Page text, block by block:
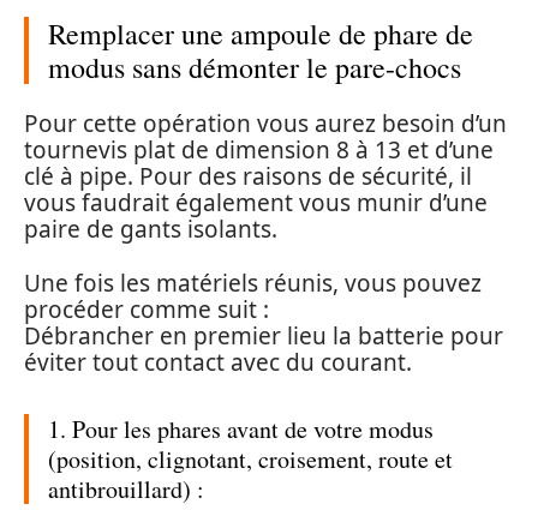
Remplacer une ampoule de phare de
modus sans démonter le pare-chocs
Pour cette opération vous aurez besoin d’un
tournevis plat de dimension 8 à 13 et d’une
clé à pipe. Pour des raisons de sécurité, il
vous faudrait également vous munir d’une
paire de gants isolants.
Une fois les matériels réunis, vous pouvez
procéder comme suit :
Débrancher en premier lieu la batterie pour
éviter tout contact avec du courant.
1. Pour les phares avant de votre modus
(position, clignotant, croisement, route et
antibrouillard) :